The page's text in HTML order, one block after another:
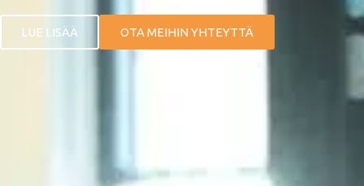
LUE LISÄÄ OTA MEIHIN YHTEYTTÄ